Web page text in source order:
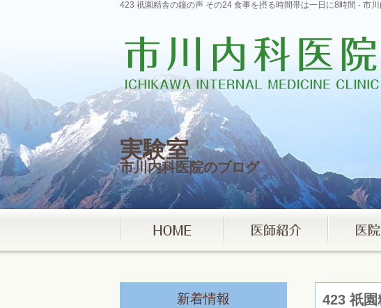
423 祇園精舎の鐘の声 その24 食事を摂る時間帯は一日に8時間 - 市
実験室
市川内科医院のブログ
423 祇
新着情報